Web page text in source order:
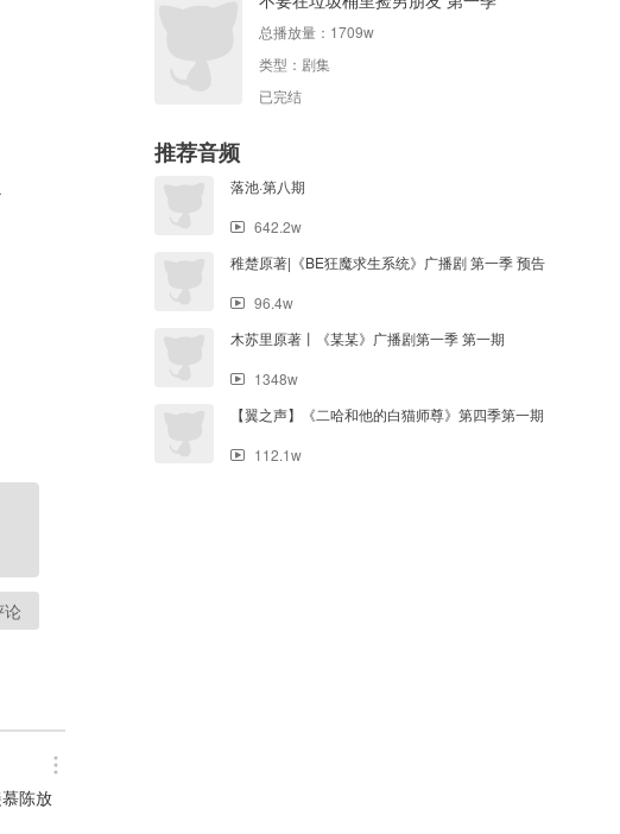
论
陈放
总播放量： 1709w
类型： 剧集
已完结
推荐音频
落池·第八期
642.2w
稚楚原著|《BE狂魔求生系统》广播剧 第一季 预告
96.4w
木苏里原著丨《某某》广播剧第一季 第一期
1348w
【翼之声】《二哈和他的白猫师尊》第四季第一期
112.1w